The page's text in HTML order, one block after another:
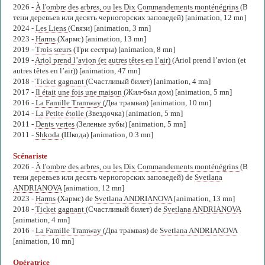
2026 - À l'ombre des arbres, ou les Dix Commandements monténégrins (В
тени деревьев или десять черногорских заповедей) [animation, 12 mn]
2024 - Les Liens (Связи) [animation, 3 mn]
2023 - Harms (Хармс) [animation, 13 mn]
2019 - Trois sœurs (Три сестры) [animation, 8 mn]
2019 - Ariol prend l’avion (et autres têtes en l’air) (Ariol prend l’avion (et
autres têtes en l’air)) [animation, 47 mn]
2018 - Ticket gagnant (Счастливый билет) [animation, 4 mn]
2017 - Il était une fois une maison (Жил-был дом) [animation, 5 mn]
2016 - La Famille Tramway (Два трамвая) [animation, 10 mn]
2014 - La Petite étoile (Звездочка) [animation, 5 mn]
2011 - Dents vertes (Зеленые зубы) [animation, 5 mn]
2011 - Shkoda (Шкода) [animation, 0.3 mn]
Scénariste
2026 - À l'ombre des arbres, ou les Dix Commandements monténégrins (В
тени деревьев или десять черногорских заповедей) de Svetlana
ANDRIANOVA [animation, 12 mn]
2023 - Harms (Хармс) de Svetlana ANDRIANOVA [animation, 13 mn]
2018 - Ticket gagnant (Счастливый билет) de Svetlana ANDRIANOVA
[animation, 4 mn]
2016 - La Famille Tramway (Два трамвая) de Svetlana ANDRIANOVA
[animation, 10 mn]
Opératrice